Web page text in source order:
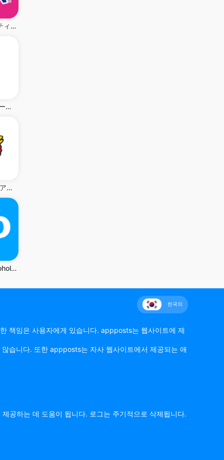
31Club サーティワン公式アプリ
menu メニュー：フードデリバリー＆テイクアウト
すかいらーくアプリ
Gopuff—Alcohol & Food Delivery
한국의
책임은 사용자에게 있습니다. appposts는 웹사이트에 제
습니다. 또한 appposts는 자사 웹사이트에서 제공되는 애
공하는 데 도움이 됩니다. 로그는 주기적으로 삭제됩니다.